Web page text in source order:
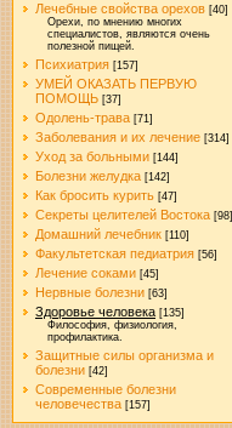
Лечебные свойства орехов [40]
Орехи, по мнению многих
специалистов, являются очень
полезной пищей.
Психиатрия [157]
УМЕЙ ОКАЗАТЬ ПЕРВУЮ
ПОМОЩЬ [37]
Одолень-трава [71]
Заболевания и их лечение [314]
Уход за больными [144]
Болезни желудка [142]
Как бросить курить [47]
Секреты целителей Востока [98]
Домашний лечебник [110]
Факультетская педиатрия [56]
Лечение соками [45]
Нервные болезни [63]
Здоровье человека [135]
Философия, физиология,
профилактика.
Защитные силы организма и
болезни [42]
Современные болезни
человечества [157]